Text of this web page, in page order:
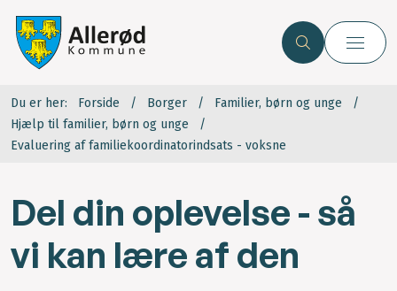
Du er her: Forside Borger
Familier, børn og unge
Hjælp til familier, børn og unge
Evaluering af familiekoordinatorindsats - voksne
Del din oplevelse - så
vi kan lære af den